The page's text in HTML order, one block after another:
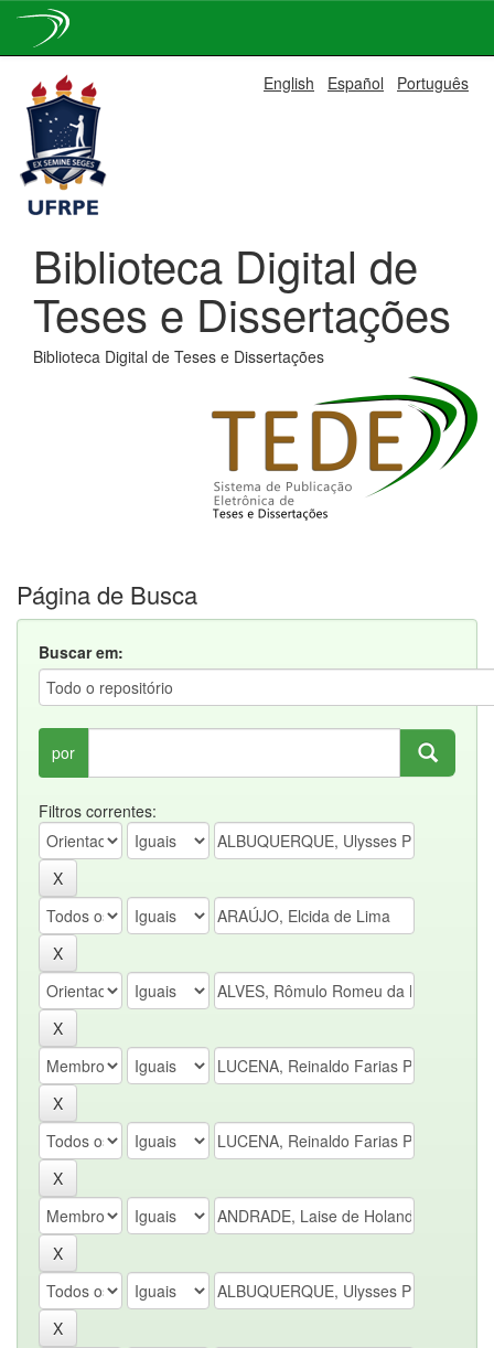
navigation
English Español Português
Biblioteca Digital de
Teses e Dissertações
Biblioteca Digital de Teses e Dissertações
Página de Busca
Buscar em:
por
Filtros correntes: